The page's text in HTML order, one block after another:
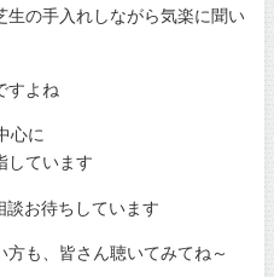
生の手入れしながら気楽に聞い
すよね
心に
しています
お待ちしています
も、皆さん聴いてみてね～